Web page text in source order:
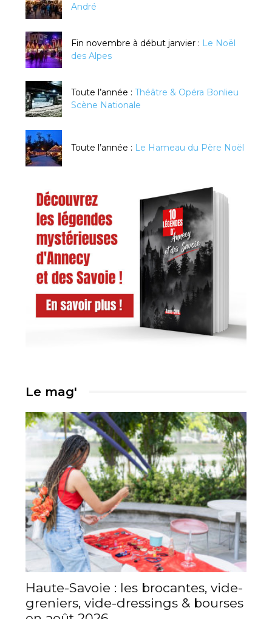
André
Fin novembre à début janvier : Le Noël
des Alpes
Toute l’année : Théâtre & Opéra Bonlieu
Scène Nationale
Toute l’année : Le Hameau du Père Noël
Le mag'
Haute-Savoie : les brocantes, vide-
greniers, vide-dressings & bourses